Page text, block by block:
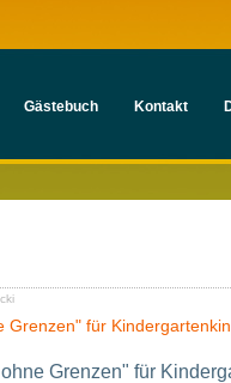
Gästebuch Kontakt
Grenzen" für
Grenzen" für